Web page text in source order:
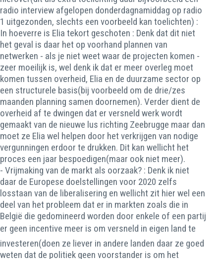
radio interview afgelopen donderdagnamiddag op radio
1 uitgezonden, slechts een voorbeeld kan toelichten) :
In hoeverre is Elia tekort geschoten : Denk dat dit niet
het geval is daar het op voorhand plannen van
netwerken - als je niet weet waar de projecten komen -
zeer moeilijk is, wel denk ik dat er meer overleg moet
komen tussen overheid, Elia en de duurzame sector op
een structurele basis(bij voorbeeld om de drie/zes
maanden planning samen doornemen). Verder dient de
overheid af te dwingen dat er versneld werk wordt
gemaakt van de nieuwe lus richting Zeebrugge maar dan
moet ze Elia wel helpen door het verkrijgen van nodige
vergunningen erdoor te drukken. Dit kan wellicht het
proces een jaar bespoedigen(maar ook niet meer).
- Vrijmaking van de markt als oorzaak? : Denk ik niet
daar de Europese doelstellingen voor 2020 zelfs
losstaan van de liberalisering en wellicht zit hier wel een
deel van het probleem dat er in markten zoals die in
België die gedomineerd worden door enkele of een partij
er geen incentive meer is om versneld in eigen land te
investeren(doen ze liever in andere landen daar ze goed
weten dat de politiek geen voorstander is om het